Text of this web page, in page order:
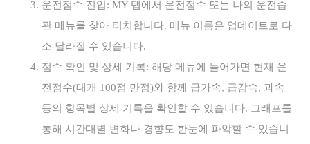
운전점수 진입: MY 탭에서 운전점수 또는 나의 운전습
관 메뉴를 찾아 터치합니다. 메뉴 이름은 업데이트로 다
소 달라질 수 있습니다.
점수 확인 및 상세 기록: 해당 메뉴에 들어가면 현재 운
전점수(대개 100점 만점)와 함께 급가속, 급감속, 과속
등의 항목별 상세 기록을 확인할 수 있습니다. 그래프를
통해 시간대별 변화나 경향도 한눈에 파악할 수 있습니